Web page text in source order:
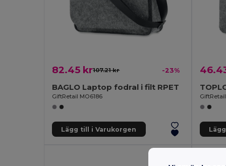
82.45 kr107.21 kr -23%
BAGLO Laptop fodral i filt RPET
GiftRetail MO6186
Lägg till i Varukorgen